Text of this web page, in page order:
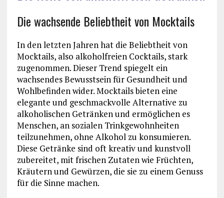
Die wachsende Beliebtheit von Mocktails
In den letzten Jahren hat die Beliebtheit von
Mocktails, also alkoholfreien Cocktails, stark
zugenommen. Dieser Trend spiegelt ein
wachsendes Bewusstsein für Gesundheit und
Wohlbefinden wider. Mocktails bieten eine
elegante und geschmackvolle Alternative zu
alkoholischen Getränken und ermöglichen es
Menschen, an sozialen Trinkgewohnheiten
teilzunehmen, ohne Alkohol zu konsumieren.
Diese Getränke sind oft kreativ und kunstvoll
zubereitet, mit frischen Zutaten wie Früchten,
Kräutern und Gewürzen, die sie zu einem Genuss
für die Sinne machen.